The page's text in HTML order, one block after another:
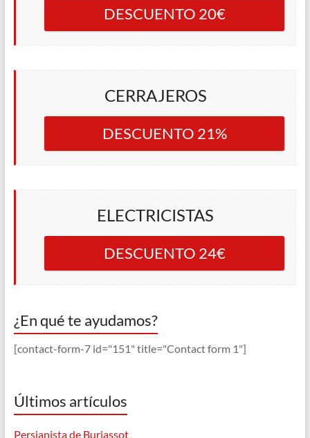
DESCUENTO 20€
CERRAJEROS
DESCUENTO 21%
ELECTRICISTAS
DESCUENTO 24€
¿En qué te ayudamos?
[contact-form-7 id="151" title="Contact form 1"]
Últimos artículos
Persianista de Burjassot